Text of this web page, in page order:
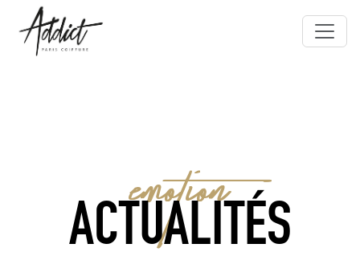
EMOTION
ACTUALITÉS